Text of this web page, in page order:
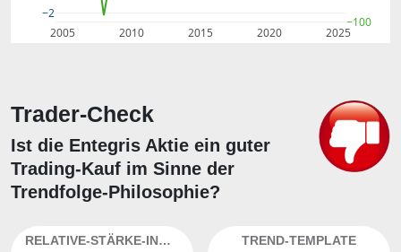
2005 2010 2015 2020 2025
−2
−100
Trader-Check
Ist die Entegris Aktie ein guter
Trading-Kauf im Sinne der
Trendfolge-Philosophie?
RELATIVE-STÄRKE-INDEX TREND-TEMPLATE